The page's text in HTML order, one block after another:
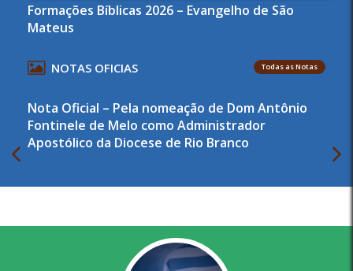
Formações Bíblicas 2026 – Evangelho de São
Mateus
NOTAS OFICIAS Todas as Notas
Nota Oficial – Pela nomeação de Dom Antônio
Fontinele de Melo como Administrador
Apostólico da Diocese de Rio Branco